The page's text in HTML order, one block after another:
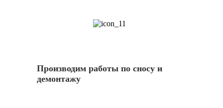
Производим работы по сносу и
демонтажу